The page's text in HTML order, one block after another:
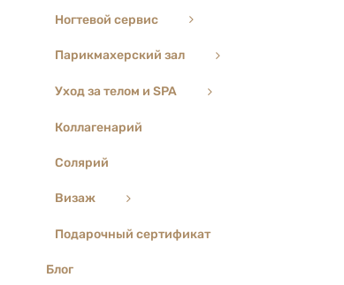
Ногтевой сервис
Парикмахерский зал
Уход за телом и SPA
Коллагенарий
Солярий
Визаж
Подарочный сертификат
Блог